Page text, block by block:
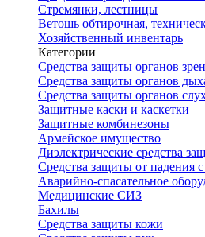
Стремянки, лестницы
Ветошь обтирочная,
Хозяйственный инвентарь
Категории
Средства защиты органов
Средства защиты органов
Средства защиты органов
Защитные каски и каскетки
Защитные комбинезоны
Армейское имущество
Диэлектрические средства
Средства защиты от падения
Аварийно-спасательное
Медицинские СИЗ
Бахилы
Средства защиты кожи